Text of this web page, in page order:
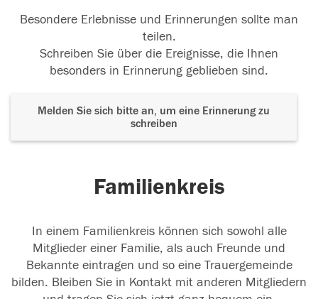
Besondere Erlebnisse und Erinnerungen sollte man
teilen.
Schreiben Sie über die Ereignisse, die Ihnen
besonders in Erinnerung geblieben sind.
Melden Sie sich bitte an, um eine Erinnerung zu
schreiben
Familienkreis
In einem Familienkreis können sich sowohl alle
Mitglieder einer Familie, als auch Freunde und
Bekannte eintragen und so eine Trauergemeinde
bilden. Bleiben Sie in Kontakt mit anderen Mitgliedern